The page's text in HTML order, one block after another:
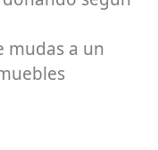
mudas a un